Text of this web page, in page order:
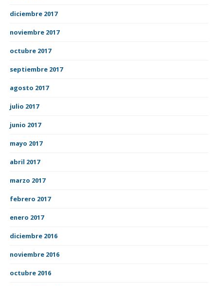
diciembre 2017
noviembre 2017
octubre 2017
septiembre 2017
agosto 2017
julio 2017
junio 2017
mayo 2017
abril 2017
marzo 2017
febrero 2017
enero 2017
diciembre 2016
noviembre 2016
octubre 2016